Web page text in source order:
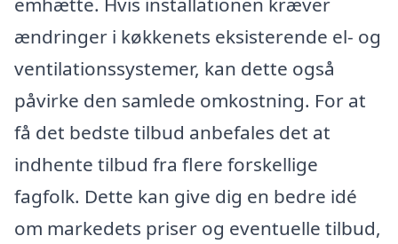
ændringer i køkkenets eksisterende el- og
ventilationssystemer, kan dette også
påvirke den samlede omkostning. For at
få det bedste tilbud anbefales det at
indhente tilbud fra flere forskellige
fagfolk. Dette kan give dig en bedre idé
om markedets priser og eventuelle tilbud,